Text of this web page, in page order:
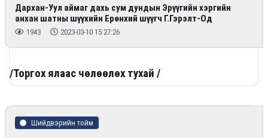
Дархан-Уул аймаг дахь сум дундын Эрүүгийн хэргийн
анхан шатны шүүхийн Ерөнхий шүүгч Г.Гэрэлт-Од
1943 2023-03-10 15:27:26
/Торгох ялаас чөлөөлөх тухай /
Шийдвэрийн тойм